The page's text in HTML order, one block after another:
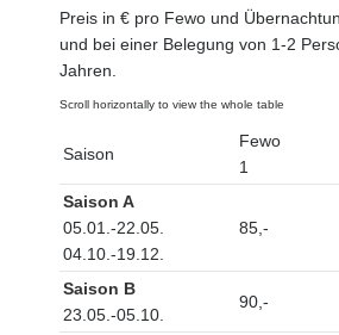
Preis in € pro Fewo und
und bei einer Belegung von 1-2
Jahren.
Saison
Fewo
1
Saison A
05.01.-22.05.
04.10.-19.12.
85,-
Saison B
23.05.-05.10.
90,-